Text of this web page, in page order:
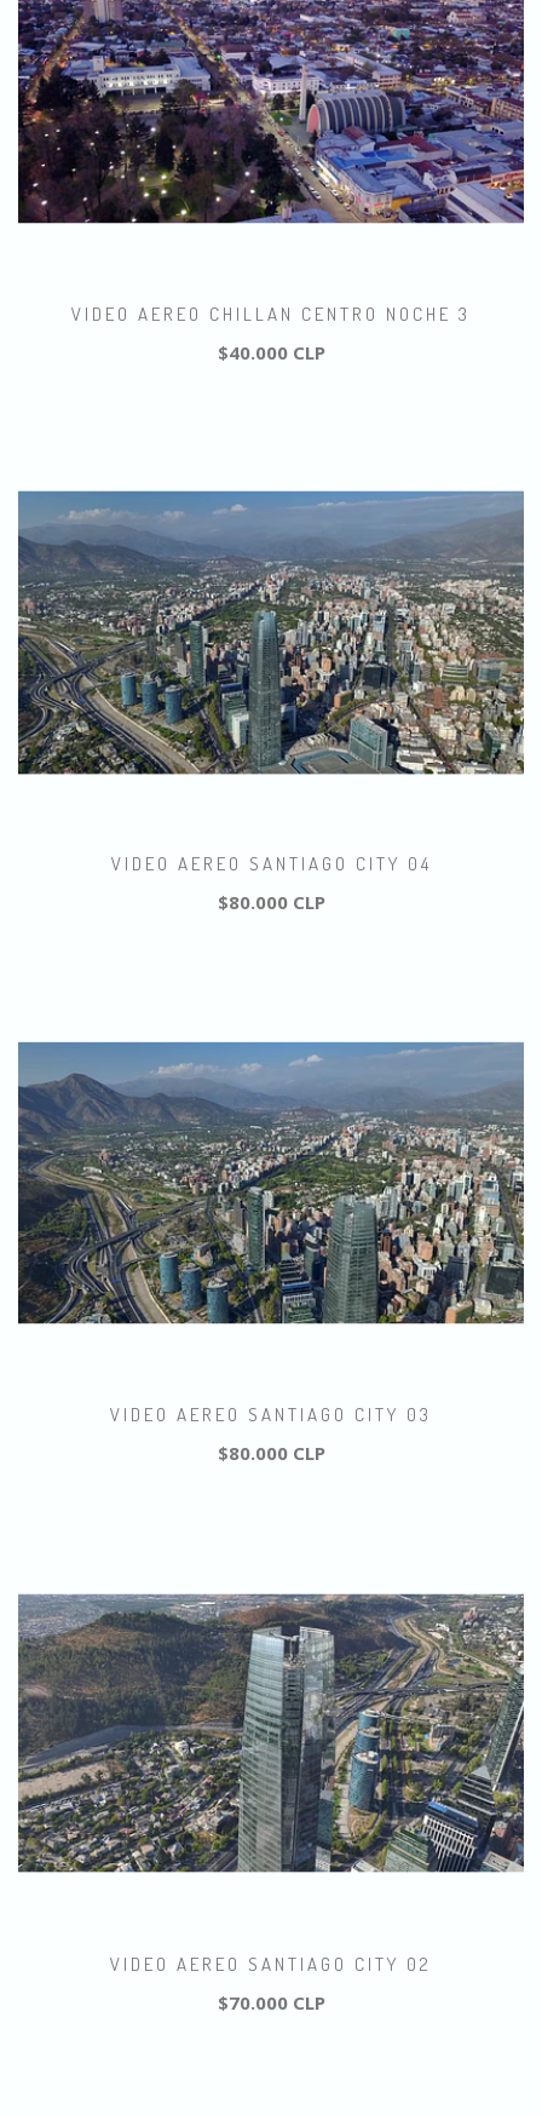
VIDEO AEREO CHILLAN CENTRO NOCHE 3
$40.000 CLP
VIDEO AEREO SANTIAGO CITY 04
$80.000 CLP
VIDEO AEREO SANTIAGO CITY 03
$80.000 CLP
VIDEO AEREO SANTIAGO CITY 02
$70.000 CLP